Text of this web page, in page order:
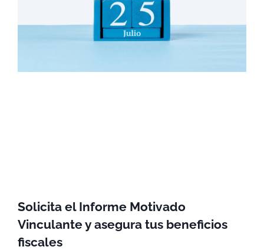
Solicita el Informe Motivado
Vinculante y asegura tus beneficios
fiscales